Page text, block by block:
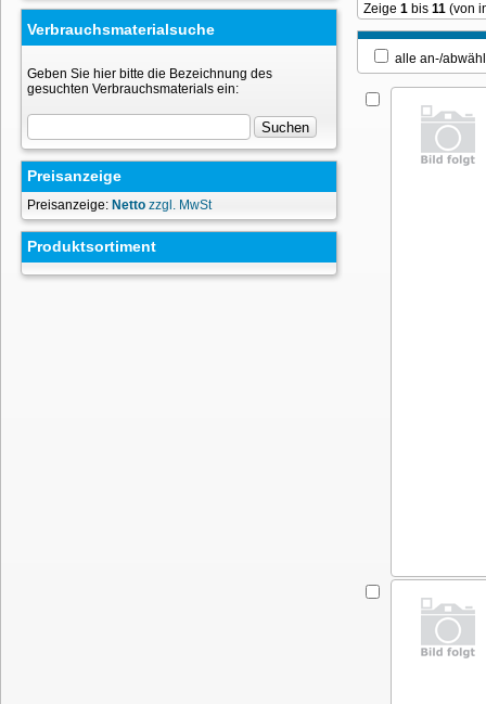
Verbrauchsmaterialsuche
Geben Sie hier bitte die Bezeichnung des
gesuchten Verbrauchsmaterials ein:
Preisanzeige
Preisanzeige: Netto zzgl. MwSt
Produktsortiment
Zeige 1 bis 11 (von
alle an-/